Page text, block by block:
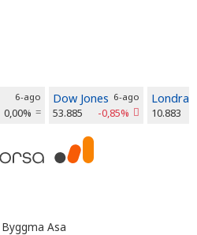
6-ago
0,00%
Dow Jones 6-ago
53.885 -0,85%
Londra
10.883
Asa